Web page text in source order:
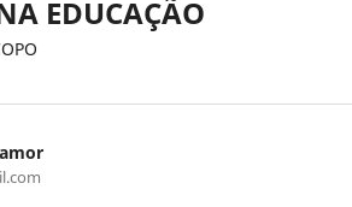
EDUCAÇÃO